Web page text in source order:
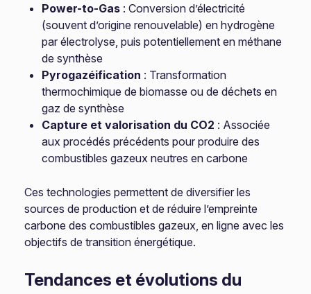
Power-to-Gas : Conversion d’électricité
(souvent d’origine renouvelable) en hydrogène
par électrolyse, puis potentiellement en méthane
de synthèse
Pyrogazéification : Transformation
thermochimique de biomasse ou de déchets en
gaz de synthèse
Capture et valorisation du CO2 : Associée
aux procédés précédents pour produire des
combustibles gazeux neutres en carbone
Ces technologies permettent de diversifier les
sources de production et de réduire l’empreinte
carbone des combustibles gazeux, en ligne avec les
objectifs de transition énergétique.
Tendances et évolutions du